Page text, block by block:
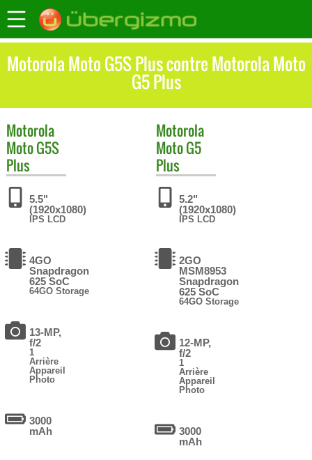
Motorola Moto G5S Plus contre Motorola Moto
G5 Plus
Motorola
Moto G5S
Plus
5.5"
(1920x1080)
IPS LCD
4GO
Snapdragon
625 SoC
64GO Storage
13-MP,
f/2
1
Arrière
Appareil
Photo
3000
mAh
Motorola
Moto G5
Plus
5.2"
(1920x1080)
IPS LCD
2GO
MSM8953
Snapdragon
625 SoC
64GO Storage
12-MP,
f/2
1
Arrière
Appareil
Photo
3000
mAh